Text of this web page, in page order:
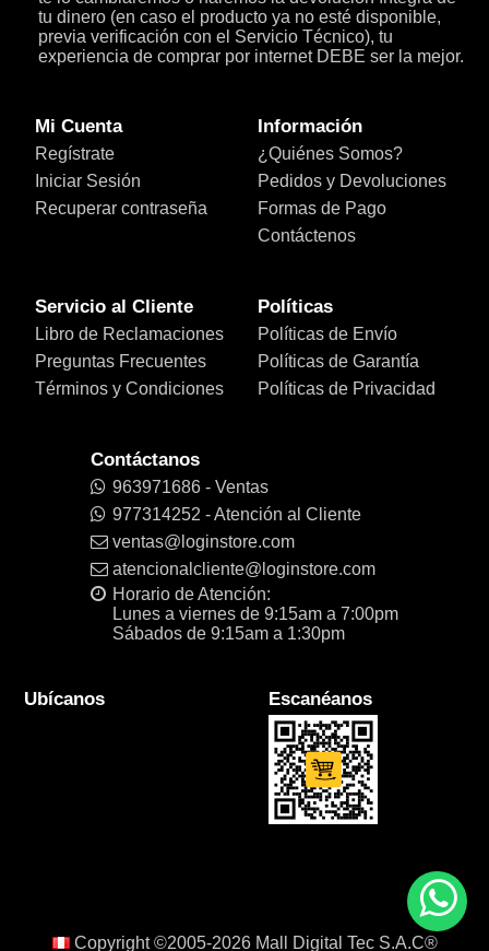
tu dinero (en caso el producto ya no esté disponible,
previa verificación con el Servicio Técnico), tu
experiencia de comprar por internet DEBE ser la mejor.
Mi Cuenta
Regístrate
Iniciar Sesión
Recuperar contraseña
Información
¿Quiénes Somos?
Pedidos y Devoluciones
Formas de Pago
Contáctenos
Servicio al Cliente
Libro de Reclamaciones
Preguntas Frecuentes
Términos y Condiciones
Políticas
Políticas de Envío
Políticas de Garantía
Políticas de Privacidad
Contáctanos
963971686 - Ventas
977314252 - Atención al Cliente
ventas@loginstore.com
atencionalcliente@loginstore.com
Horario de Atención:
Lunes a viernes de 9:15am a 7:00pm
Sábados de 9:15am a 1:30pm
Ubícanos Escanéanos
Copyright ©2005-2026 Mall Digital Tec S.A.C®